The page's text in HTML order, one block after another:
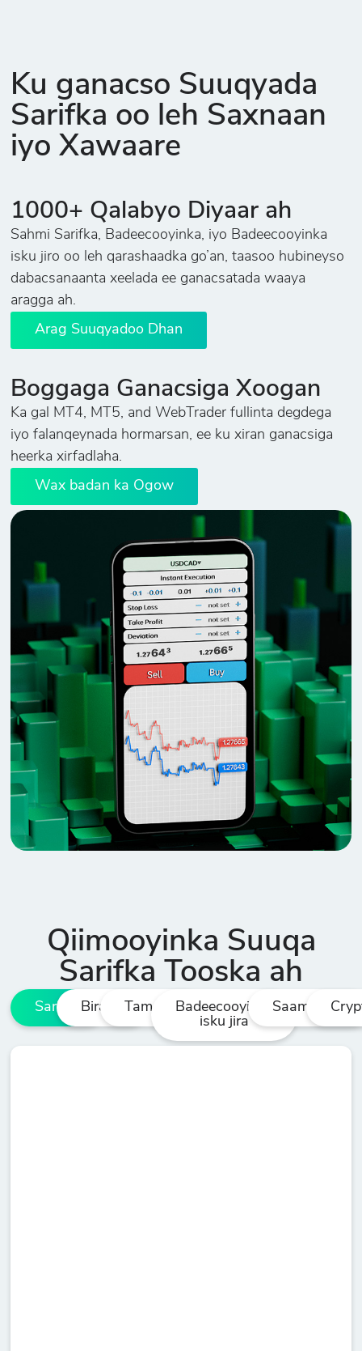
Ku ganacso Suuqyada
Sarifka oo leh Saxnaan
iyo Xawaare
1000+ Qalabyo Diyaar ah
Sahmi Sarifka, Badeecooyinka, iyo Badeecooyinka
isku jiro oo leh qarashaadka go’an, taasoo hubineyso
dabacsanaanta xeelada ee ganacsatada waaya
aragga ah.
Arag Suuqyadoo Dhan
Boggaga Ganacsiga Xoogan
Ka gal MT4, MT5, and WebTrader fullinta degdega
iyo falanqeynada hormarsan, ee ku xiran ganacsiga
heerka xirfadlaha.
Wax badan ka Ogow
Qiimooyinka Suuqa
Sarifka Tooska ah
Sarifka Biraha TamartaBadeecooyinka
isku jira
Saamiyada